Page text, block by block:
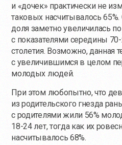
и «дочек» практически не
таковых насчитывалось
доля заметно увеличилась
с показателями середины
столетия. Возможно, данная
с увеличившимся в целом
молодых людей.
При этом любопытно, что
из родительского гнезда
с родителями жили 56%
18-24 лет, тогда как их
насчитывалось 68%.